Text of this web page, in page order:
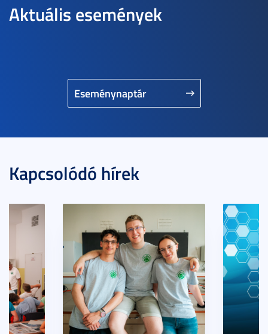
Aktuális események
Eseménynaptár
Kapcsolódó hírek